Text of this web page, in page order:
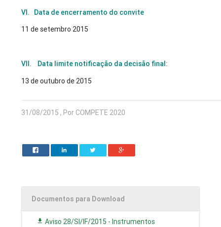
VI. Data de encerramento do convite
11 de setembro 2015
VII. Data limite notificação da decisão final:
13 de outubro de 2015
31/08/2015 , Por COMPETE 2020
Documentos para Download
Aviso 28/SI/IF/2015 - Instrumentos